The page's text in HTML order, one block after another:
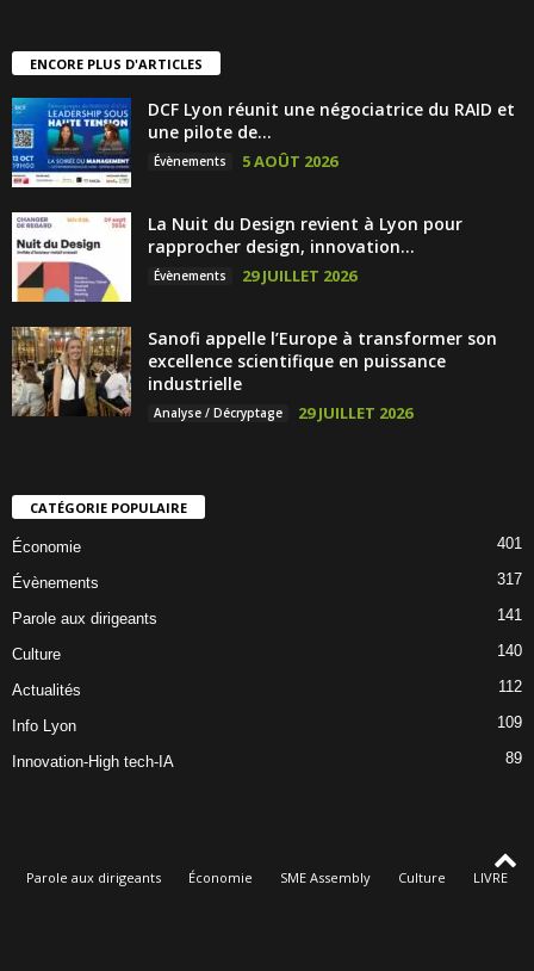
ENCORE PLUS D'ARTICLES
DCF Lyon réunit une négociatrice du RAID et
une pilote de...
Évènements 5 AOÛT 2026
La Nuit du Design revient à Lyon pour
rapprocher design, innovation...
Évènements 29 JUILLET 2026
Sanofi appelle l’Europe à transformer son
excellence scientifique en puissance
industrielle
Analyse / Décryptage 29 JUILLET 2026
CATÉGORIE POPULAIRE
Économie 401
Évènements 317
Parole aux dirigeants 141
Culture 140
Actualités 112
Info Lyon 109
Innovation-High tech-IA 89
Parole aux dirigeants Économie SME Assembly Culture
LIVRE